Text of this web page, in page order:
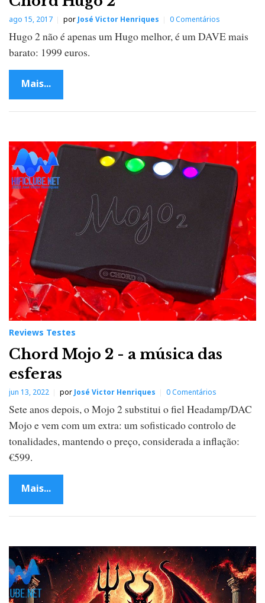
ago 15, 2017 por José Victor Henriques 0 Comentários
Hugo 2 não é apenas um Hugo melhor, é um DAVE mais
barato: 1999 euros.
Mais...
Reviews Testes
Chord Mojo 2 - a música das
esferas
jun 13, 2022 por José Victor Henriques 0 Comentários
Sete anos depois, o Mojo 2 substitui o fiel Headamp/DAC
Mojo e vem com um extra: um sofisticado controlo de
tonalidades, mantendo o preço, considerada a inflação:
€599.
Mais...